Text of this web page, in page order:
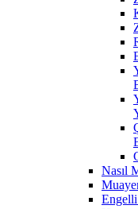
Nasıl